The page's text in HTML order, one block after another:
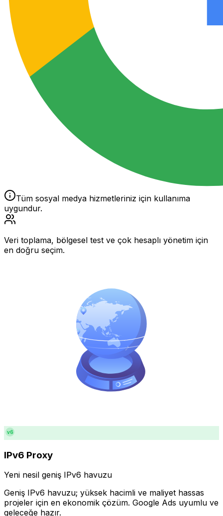
Tüm sosyal medya hizmetleriniz için kullanıma
uygundur.
Veri toplama, bölgesel test ve çok hesaplı yönetim için
en doğru seçim.
v6
IPv6 Proxy
Yeni nesil geniş IPv6 havuzu
Geniş IPv6 havuzu; yüksek hacimli ve maliyet hassas
projeler için en ekonomik çözüm. Google Ads uyumlu ve
geleceğe hazır.